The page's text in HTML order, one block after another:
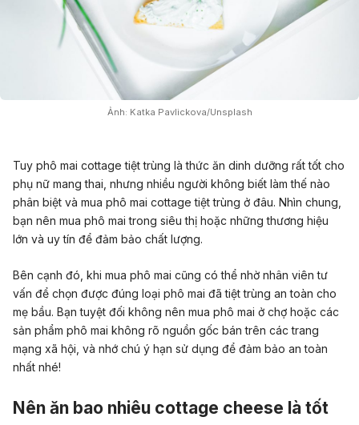
Ảnh: Katka Pavlickova/Unsplash
Tuy phô mai cottage tiệt trùng là thức ăn dinh dưỡng rất tốt cho
phụ nữ mang thai, nhưng nhiều người không biết làm thế nào
phân biệt và mua phô mai cottage tiệt trùng ở đâu. Nhìn chung,
bạn nên mua phô mai trong siêu thị hoặc những thương hiệu
lớn và uy tín để đảm bảo chất lượng.
Bên cạnh đó, khi mua phô mai cũng có thể nhờ nhân viên tư
vấn để chọn được đúng loại phô mai đã tiệt trùng an toàn cho
mẹ bầu. Bạn tuyệt đối không nên mua phô mai ở chợ hoặc các
sản phẩm phô mai không rõ nguồn gốc bán trên các trang
mạng xã hội, và nhớ chú ý hạn sử dụng để đảm bảo an toàn
nhất nhé!
Nên ăn bao nhiêu cottage cheese là tốt